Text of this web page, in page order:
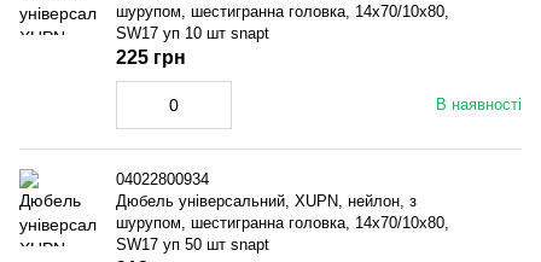
шурупом, шестигранна головка, 14x70/10x80,
SW17 уп 10 шт snapt
В наявності
225 грн
04022800934
Дюбель універсальний, XUPN, нейлон, з
шурупом, шестигранна головка, 14x70/10x80,
SW17 уп 50 шт snapt